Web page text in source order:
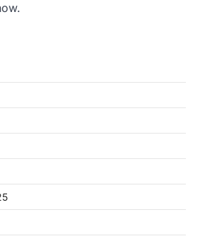
1 से 19 वर्ष तक के बच्चों को निःशुल्क दी
एल्बेंडाजोल
More Khabar August 7, 2026
राष्ट्रीय कृमि मुक्ति दिवस भारत सरकार द्वारा